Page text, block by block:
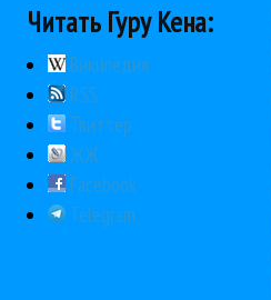
Читать Гуру Кена:
Википедия
RSS
Твиттер
ЖЖ
Facebook
Telegram